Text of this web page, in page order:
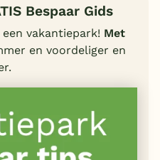
Bespaar Gids
vakantiepark! Met
en voordeliger en